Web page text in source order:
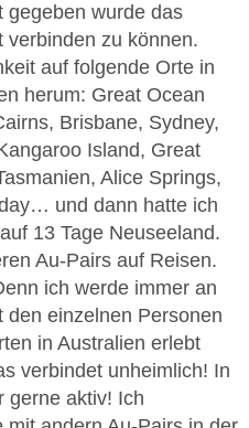
gegeben wurde das
verbinden zu können.
auf folgende Orte in
herum: Great Ocean
Brisbane, Sydney,
Island, Great
Alice Springs,
und dann hatte ich
13 Tage Neuseeland.
Au-Pairs auf Reisen.
ich werde immer an
einzelnen Personen
in Australien erlebt
verbindet unheimlich! In
gerne aktiv! Ich